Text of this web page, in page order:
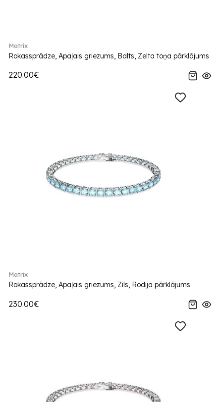
Matrix
Rokassprādze, Apaļais griezums, Balts, Zelta toņa pārklājums
220.00€
Matrix
Rokassprādze, Apaļais griezums, Zils, Rodija pārklājums
230.00€